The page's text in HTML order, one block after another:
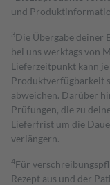
und
3Die Übergabe deiner
bei uns werktags von
Lieferzeitpunkt kann
Produktverfügbarkeit
abweichen. Darüber
Prüfungen, die zu
Lieferfrist um die
verlängern.
4Für
Rezept aus und der